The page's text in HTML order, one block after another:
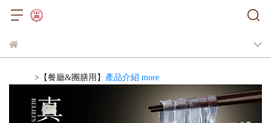
>【餐廳&團膳用】 產品介紹 more